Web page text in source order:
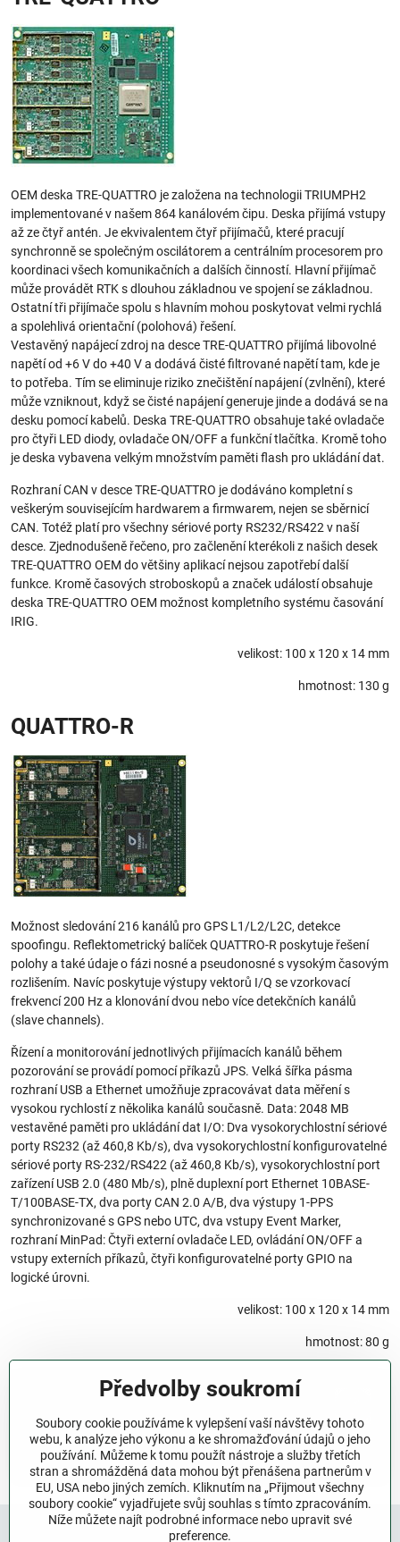
OEM deska TRE-QUATTRO je založena na technologii TRIUMPH2
implementované v našem 864 kanálovém čipu. Deska přijímá vstupy
až ze čtyř antén. Je ekvivalentem čtyř přijímačů, které pracují
synchronně se společným oscilátorem a centrálním procesorem pro
koordinaci všech komunikačních a dalších činností. Hlavní přijímač
může provádět RTK s dlouhou základnou ve spojení se základnou.
Ostatní tři přijímače spolu s hlavním mohou poskytovat velmi rychlá
a spolehlivá orientační (polohová) řešení.
Vestavěný napájecí zdroj na desce TRE-QUATTRO přijímá libovolné
napětí od +6 V do +40 V a dodává čisté filtrované napětí tam, kde je
to potřeba. Tím se eliminuje riziko znečištění napájení (zvlnění), které
může vzniknout, když se čisté napájení generuje jinde a dodává se na
desku pomocí kabelů. Deska TRE-QUATTRO obsahuje také ovladače
pro čtyři LED diody, ovladače ON/OFF a funkční tlačítka. Kromě toho
je deska vybavena velkým množstvím paměti flash pro ukládání dat.
Rozhraní CAN v desce TRE-QUATTRO je dodáváno kompletní s
veškerým souvisejícím hardwarem a firmwarem, nejen se sběrnicí
CAN. Totéž platí pro všechny sériové porty RS232/RS422 v naší
desce. Zjednodušeně řečeno, pro začlenění kterékoli z našich desek
TRE-QUATTRO OEM do většiny aplikací nejsou zapotřebí další
funkce. Kromě časových stroboskopů a značek událostí obsahuje
deska TRE-QUATTRO OEM možnost kompletního systému časování
IRIG.
velikost: 100 x 120 x 14 mm
hmotnost: 130 g
QUATTRO-R
Možnost sledování 216 kanálů pro GPS L1/L2/L2C, detekce
spoofingu. Reflektometrický balíček QUATTRO-R poskytuje řešení
polohy a také údaje o fázi nosné a pseudonosné s vysokým časovým
rozlišením. Navíc poskytuje výstupy vektorů I/Q se vzorkovací
frekvencí 200 Hz a klonování dvou nebo více detekčních kanálů
(slave channels).
Řízení a monitorování jednotlivých přijímacích kanálů během
pozorování se provádí pomocí příkazů JPS. Velká šířka pásma
rozhraní USB a Ethernet umožňuje zpracovávat data měření s
vysokou rychlostí z několika kanálů současně. Data: 2048 MB
vestavěné paměti pro ukládání dat I/O: Dva vysokorychlostní sériové
porty RS232 (až 460,8 Kb/s), dva vysokorychlostní konfigurovatelné
sériové porty RS-232/RS422 (až 460,8 Kb/s), vysokorychlostní port
zařízení USB 2.0 (480 Mb/s), plně duplexní port Ethernet 10BASE-
T/100BASE-TX, dva porty CAN 2.0 A/B, dva výstupy 1-PPS
synchronizované s GPS nebo UTC, dva vstupy Event Marker,
rozhraní MinPad: Čtyři externí ovladače LED, ovládání ON/OFF a
vstupy externích příkazů, čtyři konfigurovatelné porty GPIO na
logické úrovni.
velikost: 100 x 120 x 14 mm
hmotnost: 80 g
Další informace Vám rádi poskytneme na vyžádání.
Kontaktujte nás
Předvolby soukromí
Soubory cookie používáme k vylepšení vaší návštěvy tohoto
webu, k analýze jeho výkonu a ke shromažďování údajů o jeho
používání. Můžeme k tomu použít nástroje a služby třetích
stran a shromážděná data mohou být přenášena partnerům v
EU, USA nebo jiných zemích. Kliknutím na „Přijmout všechny
soubory cookie“ vyjadřujete svůj souhlas s tímto zpracováním.
Níže můžete najít podrobné informace nebo upravit své
preference.